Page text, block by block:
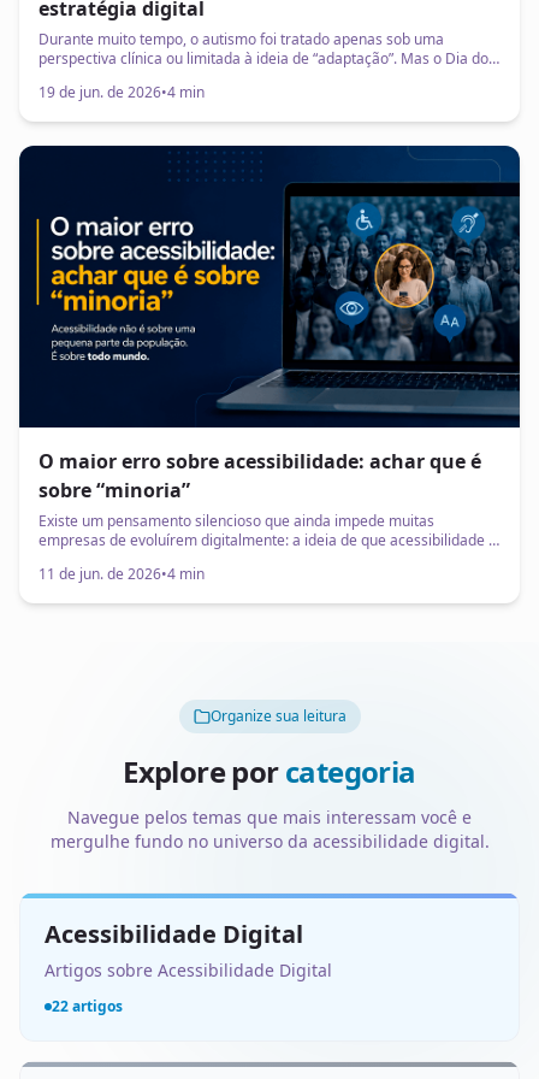
estratégia digital
Durante muito tempo, o autismo foi tratado apenas sob uma
perspectiva clínica ou limitada à ideia de “adaptação”. Mas o Dia do
importante nessa visão: pessoas autistas não precisam ser
19 de jun. de 2026•4 min
O maior erro sobre acessibilidade: achar que é
sobre “minoria”
Existe um pensamento silencioso que ainda impede muitas
empresas de evoluírem digitalmente: a ideia de que acessibilidade é
adaptação específica ou uma pauta secundária.
11 de jun. de 2026•4 min
Organize sua leitura
Explore porcategoria
Navegue pelos temas que mais interessam você e
mergulhe fundo no universo da acessibilidade digital.
Acessibilidade Digital
Artigos sobre Acessibilidade Digital
22 artigos